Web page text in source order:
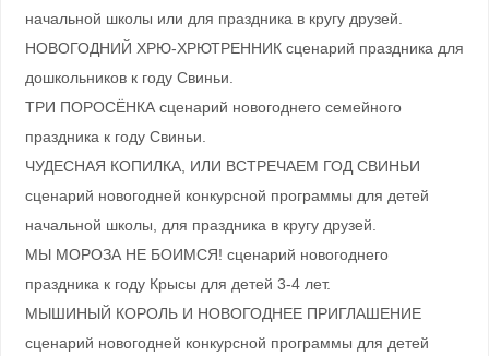
начальной школы или для праздника в кругу друзей.
НОВОГОДНИЙ ХРЮ-ХРЮТРЕННИК сценарий праздника для
дошкольников к году Свиньи.
ТРИ ПОРОСЁНКА сценарий новогоднего семейного
праздника к году Свиньи.
ЧУДЕСНАЯ КОПИЛКА, ИЛИ ВСТРЕЧАЕМ ГОД СВИНЬИ
cценарий новогодней конкурсной программы для детей
начальной школы, для праздника в кругу друзей.
МЫ МОРОЗА НЕ БОИМСЯ! сценарий новогоднего
праздника к году Крысы для детей 3-4 лет.
МЫШИНЫЙ КОРОЛЬ И НОВОГОДНЕЕ ПРИГЛАШЕНИЕ
cценарий новогодней конкурсной программы для детей